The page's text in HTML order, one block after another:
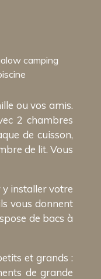
camping
ou vos amis.
2 chambres
de cuisson,
de lit. Vous
installer votre
vous donnent
de bacs à
et grands :
de grande